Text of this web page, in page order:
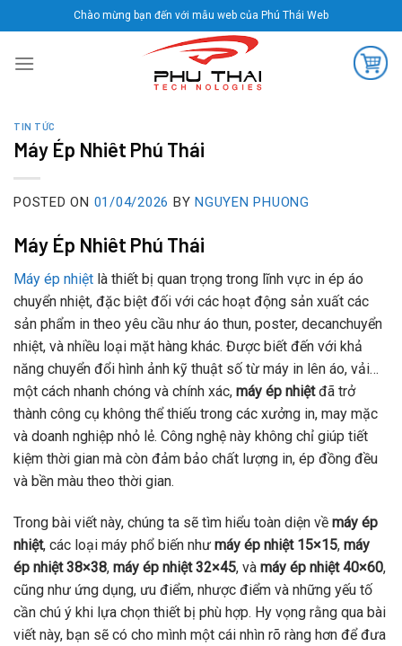
to
content
Chào mừng bạn đến với mẫu web của Phú Thái Web
TIN TỨC
Máy Ép Nhiêt Phú Thái
POSTED ON 01/04/2026 BY NGUYEN PHUONG
Máy Ép Nhiêt Phú Thái
Máy ép nhiệt là thiết bị quan trọng trong lĩnh vực in ép áo
chuyển nhiệt, đặc biệt đối với các hoạt động sản xuất các
sản phẩm in theo yêu cầu như áo thun, poster, decanchuyển
nhiệt, và nhiều loại mặt hàng khác. Được biết đến với khả
năng chuyển đổi hình ảnh kỹ thuật số từ máy in lên áo, vải…
một cách nhanh chóng và chính xác, máy ép nhiệtđã trở
thành công cụ không thể thiếu trong các xưởng in, may mặc
và doanh nghiệp nhỏ lẻ. Công nghệ này không chỉ giúp tiết
kiệm thời gian mà còn đảm bảo chất lượng in, ép đồng đều
và bền màu theo thời gian.
Trong bài viết này, chúng ta sẽ tìm hiểu toàn diện về máy ép
nhiệt, các loại máy phổ biến như máy ép nhiệt 15×15, máy
ép nhiệt 38×38, máy ép nhiệt 32×45, và máy ép nhiệt 40×60,
cũng như ứng dụng, ưu điểm, nhược điểm và những yếu tố
cần chú ý khi lựa chọn thiết bị phù hợp. Hy vọng rằng qua bài
viết này, bạn sẽ có cho mình một cái nhìn rõ ràng hơn để đưa